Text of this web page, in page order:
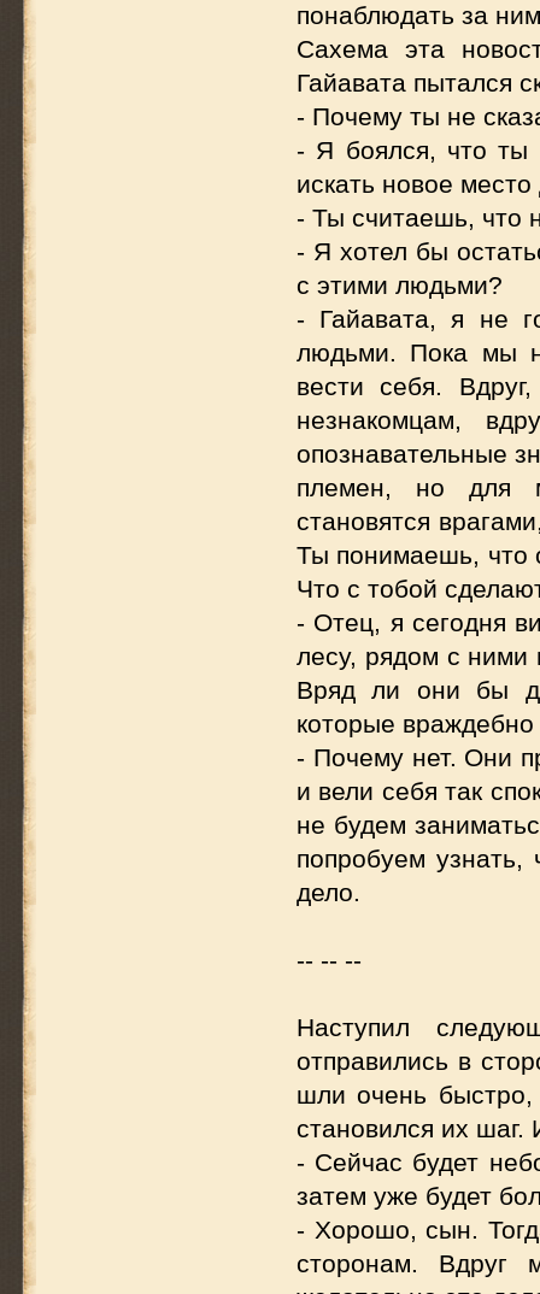
понаблюдать за
Сахема эта
Гайавата пытался
- Почему ты не
- Я боялся, что ты
искать новое
- Ты считаешь, что
- Я хотел бы
с этими людьми?
- Гайавата, я не
людьми. Пока мы
вести себя.
незнакомцам,
опознавательные
племен, но для
становятся
Ты понимаешь, что
Что с тобой
- Отец, я сегодня
лесу, рядом с ними
Вряд ли они бы
которые
- Почему нет. Они
и вели себя так
не будем
попробуем
дело.
-- -- --
Наступил
отправились в
шли очень
становился их шаг.
- Сейчас будет
затем уже будет
- Хорошо, сын.
сторонам.